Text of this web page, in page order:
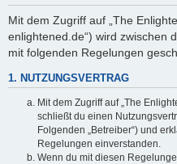
Mit dem Zugriff auf „The
enlightened.de“) wird zwischen
mit folgenden Regelungen
1. NUTZUNGSVERTRAG
Mit dem Zugriff auf „The
schließt du einen
Folgenden „Betreiber“) und
Regelungen einverstanden.
Wenn du mit diesen